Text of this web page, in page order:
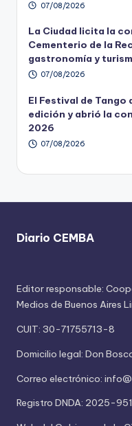
07/08/2026
La Ciudad licita la
Cementerio de la
gastronomía y
07/08/2026
El Festival de Tango
edición y abrió la
2026
07/08/2026
Diario CEMBA
Editor responsable:
Medios de Buenos Aires
CUIT: 30-71755713-8
Domicilio legal: Don
Correo electrónico:
Registro DNDA: 2025-